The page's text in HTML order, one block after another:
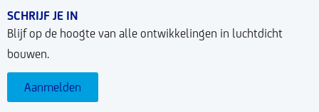
SCHRIJF JE IN
Blijf op de hoogte van alle ontwikkelingen in luchtdicht
bouwen.
Aanmelden